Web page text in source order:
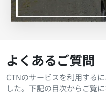
よくあるご質問
CTNのサービスを利用する
した。下記の目次からご覧